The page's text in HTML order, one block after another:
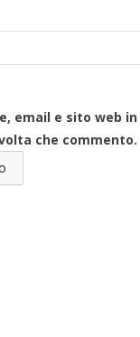
email e sito web
che commento.